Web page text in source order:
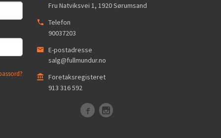
Fru Natviksvei 1, 1920Sørumsand
Telefon
90037203
E-postadresse
salg@fullmundur.no
Foretaksregisteret
913 316 592